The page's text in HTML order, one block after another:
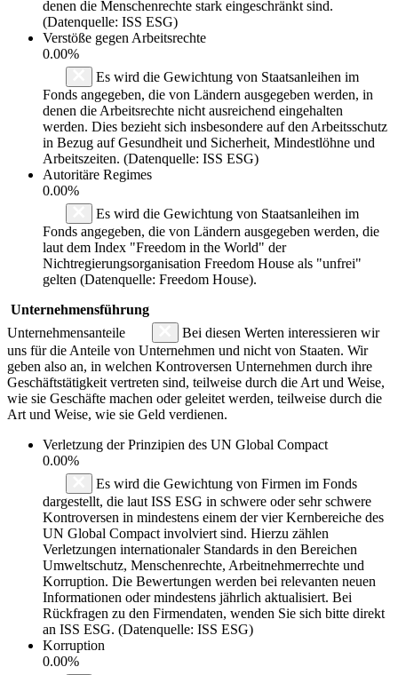
denen die Menschenrechte stark eingeschränkt sind.
(Datenquelle: ISS ESG)
Verstöße gegen Arbeitsrechte
0.00%
Es wird die Gewichtung von Staatsanleihen im
Fonds angegeben, die von Ländern ausgegeben werden, in
denen die Arbeitsrechte nicht ausreichend eingehalten
werden. Dies bezieht sich insbesondere auf den Arbeitsschutz
in Bezug auf Gesundheit und Sicherheit, Mindestlöhne und
Arbeitszeiten. (Datenquelle: ISS ESG)
Autoritäre Regimes
0.00%
Es wird die Gewichtung von Staatsanleihen im
Fonds angegeben, die von Ländern ausgegeben werden, die
laut dem Index "Freedom in the World" der
Nichtregierungsorganisation Freedom House als "unfrei"
gelten (Datenquelle: Freedom House).
Unternehmensführung
Unternehmensanteile
Bei diesen Werten interessieren wir
uns für die Anteile von Unternehmen und nicht von Staaten. Wir
geben also an, in welchen Kontroversen Unternehmen durch ihre
Geschäftstätigkeit vertreten sind, teilweise durch die Art und Weise,
wie sie Geschäfte machen oder geleitet werden, teilweise durch die
Art und Weise, wie sie Geld verdienen.
Verletzung der Prinzipien des UN Global Compact
0.00%
Es wird die Gewichtung von Firmen im Fonds
dargestellt, die laut ISS ESG in schwere oder sehr schwere
Kontroversen in mindestens einem der vier Kernbereiche des
UN Global Compact involviert sind. Hierzu zählen
Verletzungen internationaler Standards in den Bereichen
Umweltschutz, Menschenrechte, Arbeitnehmerrechte und
Korruption. Die Bewertungen werden bei relevanten neuen
Informationen oder mindestens jährlich aktualisiert. Bei
Rückfragen zu den Firmendaten, wenden Sie sich bitte direkt
an ISS ESG. (Datenquelle: ISS ESG)
Korruption
0.00%